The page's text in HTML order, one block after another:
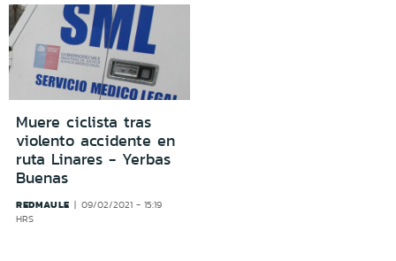
Muere ciclista tras
violento accidente en
ruta Linares - Yerbas
Buenas
REDMAULE
09/02/2021 - 15:19
HRS